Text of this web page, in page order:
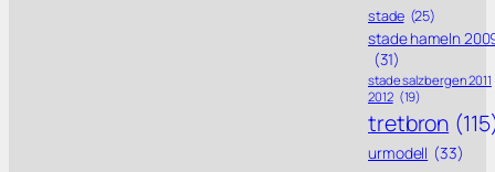
stade (25)
stade hameln
(31)
stade salzbergen 2011
2012 (19)
tretbron
urmodell (33)